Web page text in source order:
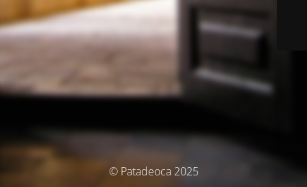
© Patadeoca 2025